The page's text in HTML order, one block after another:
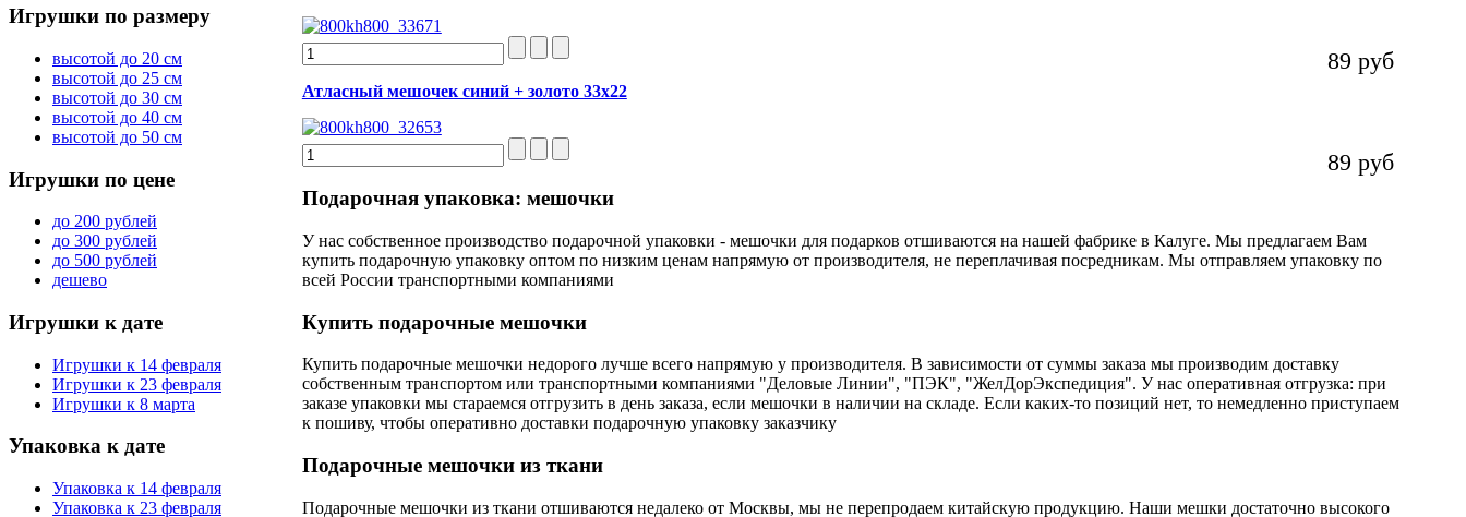
89 руб
Атласный мешочек синий + золото 33х22
89 руб
Подарочная упаковка: мешочки
У нас собственное производство подарочной упаковки - мешочки для подарков отшиваются на нашей фабрике в Калуге. Мы предлагаем Вам
купить подарочную упаковку оптом по низким ценам напрямую от производителя, не переплачивая посредникам. Мы отправляем упаковку по
всей России транспортными компаниями
Купить подарочные мешочки
Купить подарочные мешочки недорого лучше всего напрямую у производителя. В зависимости от суммы заказа мы производим доставку
собственным транспортом или транспортными компаниями "Деловые Линии", "ПЭК", "ЖелДорЭкспедиция". У нас оперативная отгрузка: при
заказе упаковки мы стараемся отгрузить в день заказа, если мешочки в наличии на складе. Если каких-то позиций нет, то немедленно приступаем
к пошиву, чтобы оперативно доставки подарочную упаковку заказчику
Подарочные мешочки из ткани
Подарочные мешочки из ткани отшиваются недалеко от Москвы, мы не перепродаем китайскую продукцию. Наши мешки достаточно высокого
Игрушки по размеру
высотой до 20 см
высотой до 25 см
высотой до 30 см
высотой до 40 см
высотой до 50 см
Игрушки по цене
до 200 рублей
до 300 рублей
до 500 рублей
дешево
Игрушки к дате
Игрушки к 14 февраля
Игрушки к 23 февраля
Игрушки к 8 марта
Упаковка к дате
Упаковка к 14 февраля
Упаковка к 23 февраля